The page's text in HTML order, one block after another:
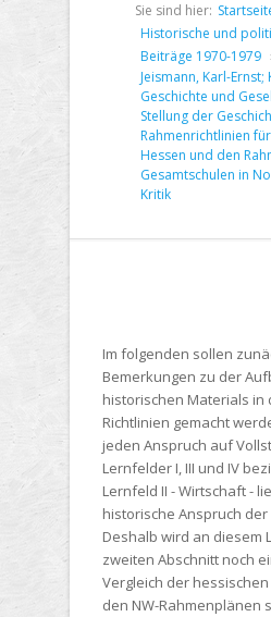
Sie sind hier:
Historische und
Beiträge 1970-1979
Jeismann, Karl-
Geschichte und
Stellung der
Rahmenrichtlinien
Hessen und den
Gesamtschulen in
Kritik
Im folgenden sollen
Bemerkungen zu der
historischen Materials in
Richtlinien gemacht
jeden Anspruch auf
Lernfelder I, III und IV
Lernfeld II - Wirtschaft -
historische Anspruch der
Deshalb wird an diesem
zweiten Abschnitt noch
Vergleich der
den NW-Rahmenplänen